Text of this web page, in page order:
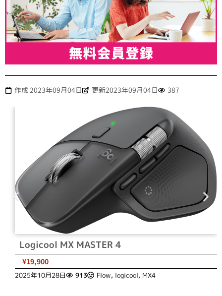
作成2023年09月04日 更新2023年09月04日 387
Logicool MX MASTER 4
¥19,900
2025年10月28日 913 Flow, logicool, MX4